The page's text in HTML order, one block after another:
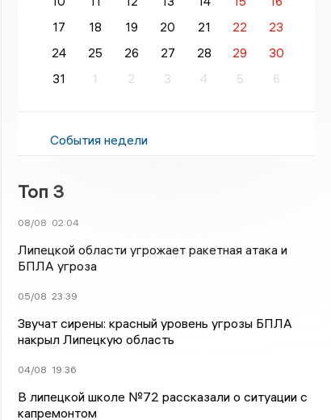
17
18 19 20 21 22
23
24
25 26 27 28 29
30
31
1 2 3 4 5 6
События недели
Топ 3
08/08 02:04
Липецкой области угрожает ракетная атака и
БПЛА угроза
05/08 23:39
Звучат сирены: красный уровень угрозы БПЛА
накрыл Липецкую область
04/08 19:36
В липецкой школе №72 рассказали о ситуации с
капремонтом